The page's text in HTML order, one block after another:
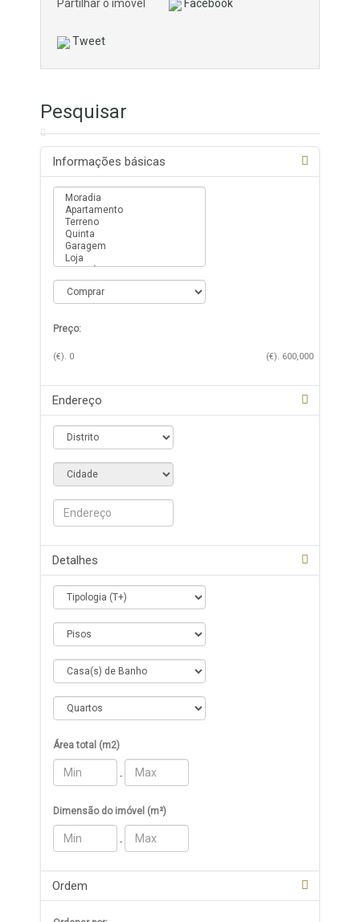
Partilhar o imóvel Facebook
Tweet
Pesquisar
Informações básicas
Preço:
(€). 0 (€). 600,000
Endereço
Detalhes
Área total (m2)
-
Dimensão do imóvel (m²)
-
Ordem